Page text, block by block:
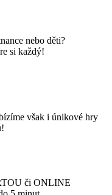
nebo děti?
si každý!
však i únikové hry
či ONLINE